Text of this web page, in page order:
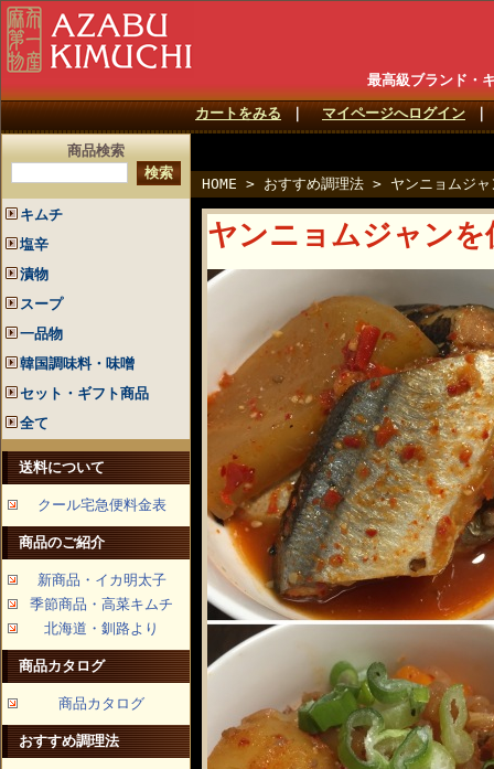
最高級ブランド・
カートをみる｜ マイページへログイン
商品検索
キムチ
塩辛
漬物
スープ
一品物
韓国調味料・味噌
セット・ギフト商品
全て
送料について
クール宅急便料金表
商品のご紹介
新商品・イカ明太子
季節商品・高菜キムチ
北海道・釧路より
商品カタログ
商品カタログ
おすすめ調理法
HOME > おすすめ調理法 > ヤンニョムジ
ヤンニョムジャンを